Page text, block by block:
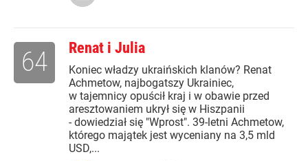
Renat i Julia
Koniec władzy ukraińskich klanów? Renat
Achmetow, najbogatszy Ukrainiec,
w tajemnicy opuścił kraj i w obawie przed
aresztowaniem ukrył się w Hiszpanii
- dowiedział się "Wprost". 39-letni Achmetow,
którego majątek jest wyceniany na 3,5 mld
USD,...
64